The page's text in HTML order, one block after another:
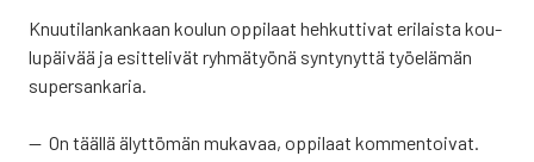
Knuu­ti­lan­kan­kaan kou­lun oppi­laat heh­kut­ti­vat eri­lais­ta kou­
lu­päi­vää ja esit­te­li­vät ryh­mä­työ­nä syn­ty­nyt­tä työ­elä­män
super­san­ka­ria.
— On tääl­lä älyt­tö­män muka­vaa, oppi­laat kom­men­toi­vat.